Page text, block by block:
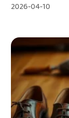
2026-04-10